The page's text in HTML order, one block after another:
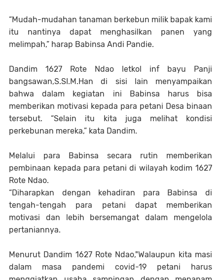
“Mudah-mudahan tanaman berkebun milik bapak kami
itu nantinya dapat menghasilkan panen yang
melimpah,” harap Babinsa Andi Pandie.
Dandim 1627 Rote Ndao letkol inf bayu Panji
bangsawan,S.SI.M.Han di sisi lain menyampaikan
bahwa dalam kegiatan ini Babinsa harus bisa
memberikan motivasi kepada para petani Desa binaan
tersebut. “Selain itu kita juga melihat kondisi
perkebunan mereka,” kata Dandim.
Melalui para Babinsa secara rutin memberikan
pembinaan kepada para petani di wilayah kodim 1627
Rote Ndao.
“Diharapkan dengan kehadiran para Babinsa di
tengah-tengah para petani dapat memberikan
motivasi dan lebih bersemangat dalam mengelola
pertaniannya.
Menurut Dandim 1627 Rote Ndao,"Walaupun kita masi
dalam masa pandemi covid-19 petani harus